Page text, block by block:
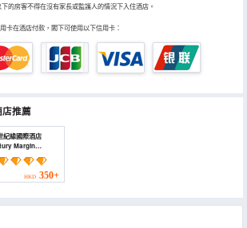
的房客不得在沒有家長或監護人的情況下入住酒店。
卡在酒店付款，閣下可使用以下信用卡：
店推薦
紀緣國際酒店
Margin
Hotel)
HKD 350+